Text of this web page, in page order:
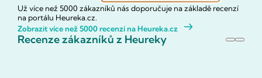
Už více než 5000 zákazníků nás doporučuje na základě recenzí
na portálu Heureka.cz.
Zobrazit více než 5000 recenzí na Heureka.cz
Recenze zákazníků z Heureky